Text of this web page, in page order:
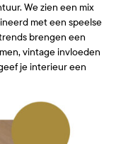
We zien een mix
met een speelse
brengen een
vintage invloeden
je interieur een